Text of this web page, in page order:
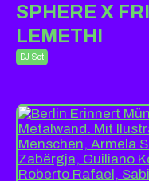
SPHERE X
LEMETHI
DJ-Set